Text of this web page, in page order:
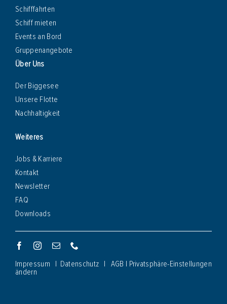
Schifffahrten
Schiff mieten
Events an Bord
Gruppenangebote
Über Uns
Der Biggesee
Unsere Flotte
Nachhaltigkeit
Weiteres
Jobs & Karriere
Kontakt
Newsletter
FAQ
Downloads
Impressum | Datenschutz | AGB | Privatsphäre-Einstellungen
ändern